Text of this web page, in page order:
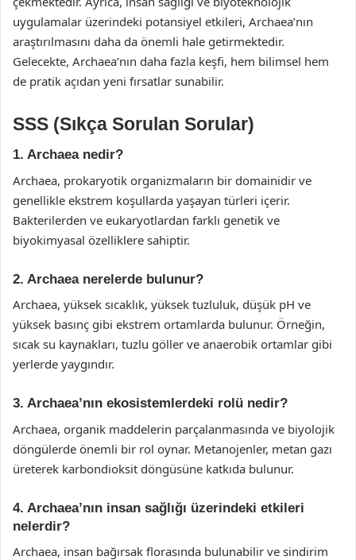
uygulamalar üzerindeki potansiyel etkileri, Archaea’nın
araştırılmasını daha da önemli hale getirmektedir.
Gelecekte, Archaea’nın daha fazla keşfi, hem bilimsel hem
de pratik açıdan yeni fırsatlar sunabilir.
SSS (Sıkça Sorulan Sorular)
1. Archaea nedir?
Archaea, prokaryotik organizmaların bir domainidir ve
genellikle ekstrem koşullarda yaşayan türleri içerir.
Bakterilerden ve eukaryotlardan farklı genetik ve
biyokimyasal özelliklere sahiptir.
2. Archaea nerelerde bulunur?
Archaea, yüksek sıcaklık, yüksek tuzluluk, düşük pH ve
yüksek basınç gibi ekstrem ortamlarda bulunur. Örneğin,
sıcak su kaynakları, tuzlu göller ve anaerobik ortamlar gibi
yerlerde yaygındır.
3. Archaea’nın ekosistemlerdeki rolü nedir?
Archaea, organik maddelerin parçalanmasında ve biyolojik
döngülerde önemli bir rol oynar. Metanojenler, metan gazı
üreterek karbondioksit döngüsüne katkıda bulunur.
4. Archaea’nın insan sağlığı üzerindeki etkileri
nelerdir?
Archaea, insan bağırsak florasında bulunabilir ve sindirim